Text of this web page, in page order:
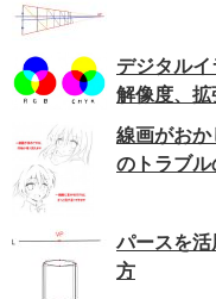
デジタル
解像度、拡
線画がおか
のトラブル
パースを活
方